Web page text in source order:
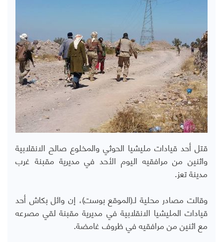
قتل أحد قيادات مليشيا الحوثي والمخلوع صالح الانقلابية
واثنين من مرافقيه اليوم الأحد في مديرية مقبنة غرب
مدينة تعز.
وقالت مصادر محلية لـ(الموقع بوست)، إن وائل بكاش أحد
قيادات المليشيا الانقلابية في مديرية مقبنة لقي مصرعه
مع اثنين من مرافقيه في ظروف غامضة.